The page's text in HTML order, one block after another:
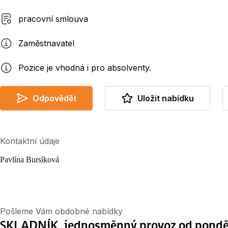
Typ smluvního vztahu
pracovní smlouva
ZadavatelZaměstnavatel
Info Pozice je vhodná i pro absolventy.
Odpovědět Uložit nabídku
Kontaktní údaje
Pavlína Bursíková
Pošleme Vám obdobné nabídky